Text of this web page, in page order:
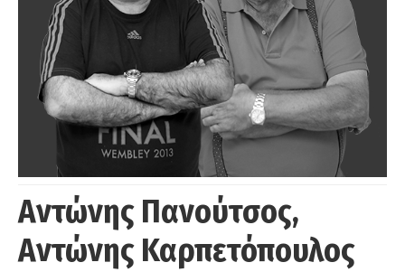
Αντώνης Πανούτσος,
Αντώνης Καρπετόπουλος